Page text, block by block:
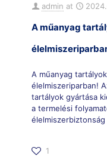
admin at
A műanyag
A műanyag
élelmiszeriparban!
tartályok gyártása
a termelési
1